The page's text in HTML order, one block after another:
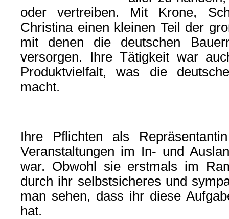
oder vertreiben. Mit Krone,
Christina einen kleinen Teil der
mit denen die deutschen
versorgen. Ihre Tätigkeit war
Produktvielfalt, was die
macht.
Ihre Pflichten als
Veranstaltungen im In- und
war. Obwohl sie erstmals im
durch ihr selbstsicheres und
man sehen, dass ihr diese
hat.